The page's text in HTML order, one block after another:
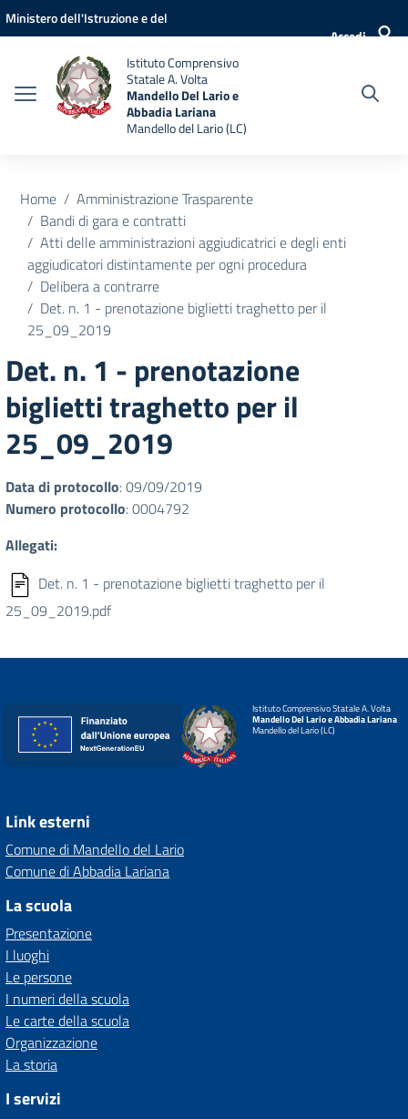
Vai ai contenuti
Vai al menu di navigazione
Vai al footer
Ministero dell'Istruzione e del
Accedi
Istituto Comprensivo
Statale A. Volta
Mandello Del Lario e
Abbadia Lariana
Mandello del Lario (LC)
Home
Amministrazione Trasparente
Bandi di gara e contratti
Atti delle amministrazioni aggiudicatrici e degli enti
aggiudicatori distintamente per ogni procedura
Delibera a contrarre
Det. n. 1 - prenotazione biglietti traghetto per il
25_09_2019
Det. n. 1 - prenotazione
biglietti traghetto per il
25_09_2019
Data di protocollo: 09/09/2019
Numero protocollo: 0004792
Allegati:
Det. n. 1 - prenotazione biglietti traghetto per il
25_09_2019.pdf
Istituto Comprensivo Statale A. Volta
Mandello Del Lario e Abbadia Lariana
Mandello del Lario (LC)
Link esterni
Comune di Mandello del Lario
Comune di Abbadia Lariana
La scuola
Presentazione
I luoghi
Le persone
I numeri della scuola
Le carte della scuola
Organizzazione
La storia
I servizi